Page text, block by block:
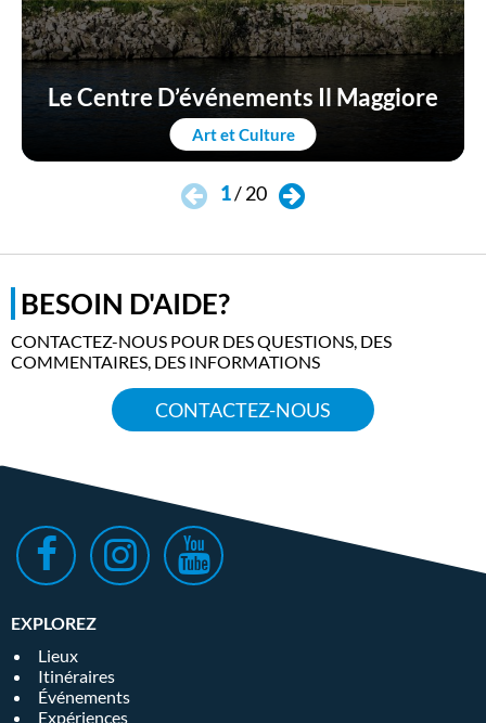
Art et Culture
Le Centre D’événements Il Maggiore
1/20
BESOIN D'AIDE?
CONTACTEZ-NOUS POUR DES QUESTIONS, DES
COMMENTAIRES, DES INFORMATIONS
CONTACTEZ-NOUS
EXPLOREZ
Lieux
Itinéraires
Événements
Expériences